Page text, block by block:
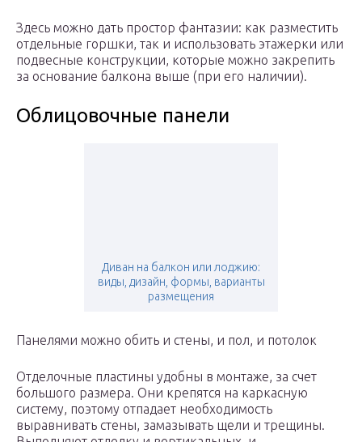
Здесь можно дать простор фантазии: как разместить
отдельные горшки, так и использовать этажерки или
подвесные конструкции, которые можно закрепить
за основание балкона выше (при его наличии).
Облицовочные панели
Диван на балкон или лоджию:
виды, дизайн, формы, варианты
размещения
Панелями можно обить и стены, и пол, и потолок
Отделочные пластины удобны в монтаже, за счет
большого размера. Они крепятся на каркасную
систему, поэтому отпадает необходимость
выравнивать стены, замазывать щели и трещины.